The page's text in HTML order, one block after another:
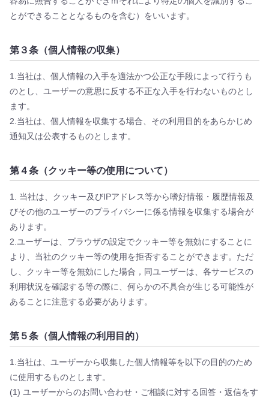
とができることとなるものを含む）をいいます。
第３条（個人情報の収集）
1.当社は、個人情報の入手を適法かつ公正な手段によって行うも
のとし、ユーザーの意思に反する不正な入手を行わないものとし
ます。
2.当社は、個人情報を収集する場合、その利用目的をあらかじめ
通知又は公表するものとします。
第４条（クッキー等の使用について）
1. 当社は、クッキー及びIPアドレス等から嗜好情報・履歴情報及
びその他のユーザーのプライバシーに係る情報を収集する場合が
あります。
2.ユーザーは、ブラウザの設定でクッキー等を無効にすることに
より、当社のクッキー等の使用を拒否することができます。ただ
し、クッキー等を無効にした場合，同ユーザーは、各サービスの
利用状況を確認する等の際に、何らかの不具合が生じる可能性が
あることに注意する必要があります。
第５条（個人情報の利用目的）
1.当社は、ユーザーから収集した個人情報等を以下の目的のため
に使用するものとします。
(1) ユーザーからのお問い合わせ・ご相談に対する回答・返信をす